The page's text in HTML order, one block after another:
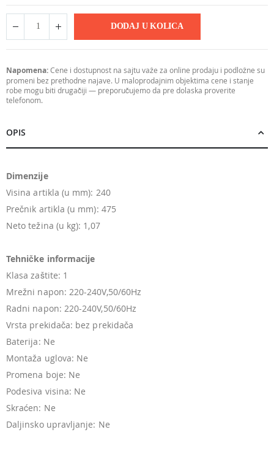
DODAJ U KOLICA
Napomena:Cene i dostupnost na sajtu važe za online prodaju i podložne su
promeni bez prethodne najave. U maloprodajnim objektima cene i stanje
robe mogu biti drugačiji — preporučujemo da pre dolaska proverite
telefonom.
OPIS
Dimenzije
Visina artikla (u mm): 240
Prečnik artikla (u mm): 475
Neto težina (u kg): 1,07
Tehničke informacije
Klasa zaštite: 1
Mrežni napon: 220-240V,50/60Hz
Radni napon: 220-240V,50/60Hz
Vrsta prekidača: bez prekidača
Baterija: Ne
Montaža uglova: Ne
Promena boje: Ne
Podesiva visina: Ne
Skraćen: Ne
Daljinsko upravljanje: Ne